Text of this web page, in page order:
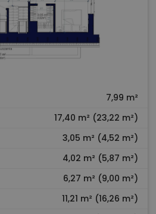
7,99 m²
17,40 m² (23,22 m²)
3,05 m² (4,52 m²)
4,02 m² (5,87 m²)
6,27 m² (9,00 m²)
11,21 m² (16,26 m²)